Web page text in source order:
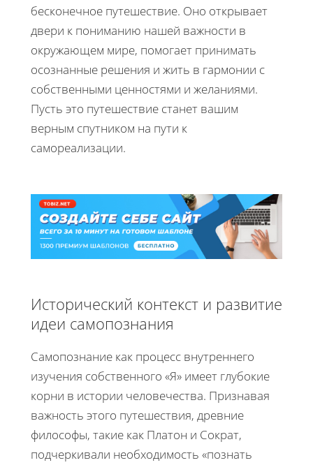
бесконечное путешествие. Оно открывает
двери к пониманию нашей важности в
окружающем мире, помогает принимать
осознанные решения и жить в гармонии с
собственными ценностями и желаниями.
Пусть это путешествие станет вашим
верным спутником на пути к
самореализации.
Исторический контекст и развитие
идеи самопознания
Самопознание как процесс внутреннего
изучения собственного «Я» имеет глубокие
корни в истории человечества. Признавая
важность этого путешествия, древние
философы, такие как Платон и Сократ,
подчеркивали необходимость «познать